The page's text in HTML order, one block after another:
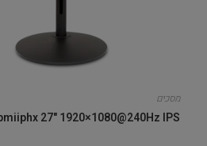
מסכים
27" 1920×1080@240Hz IPS